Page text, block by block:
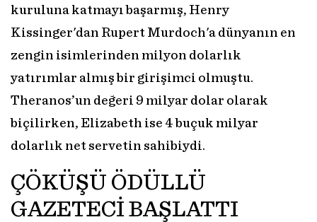
kuruluna katmayı başarmış, Henry
Kissinger'dan Rupert Murdoch'a dünyanın en
zengin isimlerinden milyon dolarlık
yatırımlar almış bir girişimci olmuştu.
Theranos’un değeri 9 milyar dolar olarak
biçilirken, Elizabeth ise 4 buçuk milyar
dolarlık net servetin sahibiydi.
ÇÖKÜŞÜ ÖDÜLLÜ
GAZETECİ BAŞLATTI